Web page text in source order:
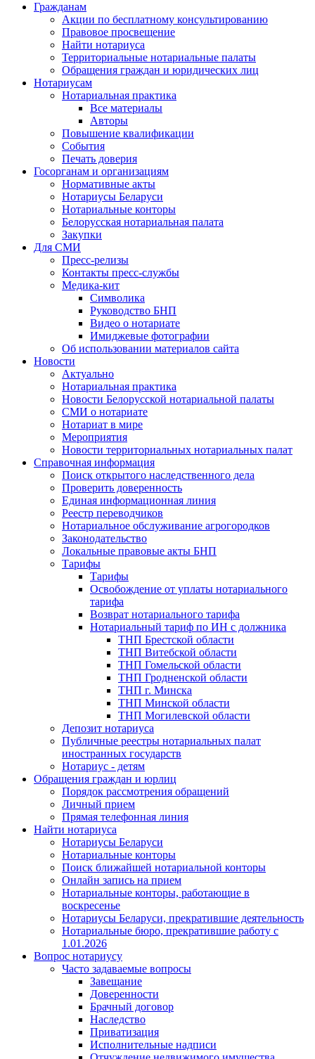
Гражданам
Акции по бесплатному консультированию
Правовое просвещение
Найти нотариуса
Территориальные нотариальные палаты
Обращения граждан и юридических лиц
Нотариусам
Нотариальная практика
Все материалы
Авторы
Повышение квалификации
События
Печать доверия
Госорганам и организациям
Нормативные акты
Нотариусы Беларуси
Нотариальные конторы
Белорусская нотариальная палата
Закупки
Для СМИ
Пресс-релизы
Контакты пресс-службы
Медика-кит
Символика
Руководство БНП
Видео о нотариате
Имиджевые фотографии
Об использовании материалов сайта
Новости
Актуально
Нотариальная практика
Новости Белорусской нотариальной палаты
СМИ о нотариате
Нотариат в мире
Мероприятия
Новости территориальных нотариальных палат
Справочная информация
Поиск открытого наследственного дела
Проверить доверенность
Единая информационная линия
Реестр переводчиков
Нотариальное обслуживание агрогородков
Законодательство
Локальные правовые акты БНП
Тарифы
Тарифы
Освобождение от уплаты нотариального
тарифа
Возврат нотариального тарифа
Нотариальный тариф по ИН с должника
ТНП Брестской области
ТНП Витебской области
ТНП Гомельской области
ТНП Гродненской области
ТНП г. Минска
ТНП Минской области
ТНП Могилевской области
Депозит нотариуса
Публичные реестры нотариальных палат
иностранных государств
Нотариус - детям
Обращения граждан и юрлиц
Порядок рассмотрения обращений
Личный прием
Прямая телефонная линия
Найти нотариуса
Нотариусы Беларуси
Нотариальные конторы
Поиск ближайшей нотариальной конторы
Онлайн запись на прием
Нотариальные конторы, работающие в
воскресенье
Нотариусы Беларуси, прекратившие деятельность
Нотариальные бюро, прекратившие работу с
1.01.2026
Вопрос нотариусу
Часто задаваемые вопросы
Завещание
Доверенности
Брачный договор
Наследство
Приватизация
Исполнительные надписи